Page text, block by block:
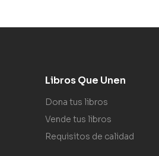
Libros Que Unen
Dona tus libros
Vende tus libros
Requisitos de calidad